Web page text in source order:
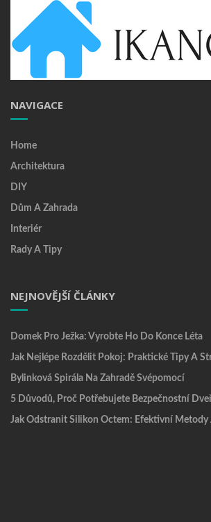
NAVIGACE
Home
Architektura
DIY
Dům A Zahrada
Interiér
Rady A Tipy
NEJNOVĚJŠÍ ČLÁNKY
Domek Pro Ježka: Vyrobte Ho Do Konce Léta
Jak Nejlépe Rozdělit Pokoj: Praktické Tipy A
Bylinková Spirála Na Zahradě Svépomocí
5 Důvodů, Proč Potřebujete Bezpečnostní
Jak Odstranit Silikon Octem: Efektivní Metody